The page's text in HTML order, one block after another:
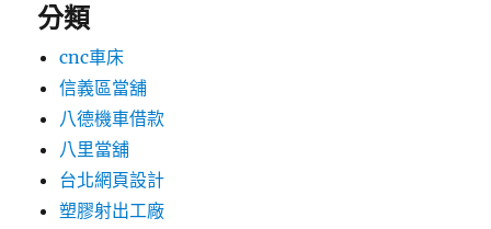
分類
cnc車床
信義區當舖
八德機車借款
八里當舖
台北網頁設計
塑膠射出工廠